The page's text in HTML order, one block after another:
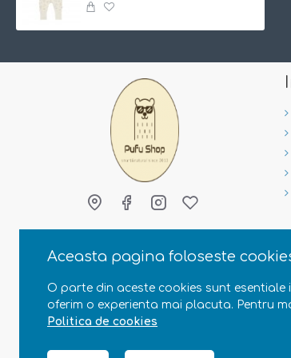
Aceasta pagina foloseste
O parte din aceste cookies sunt esentiale
oferim o experienta mai placuta. Pentru
Politica de cookies